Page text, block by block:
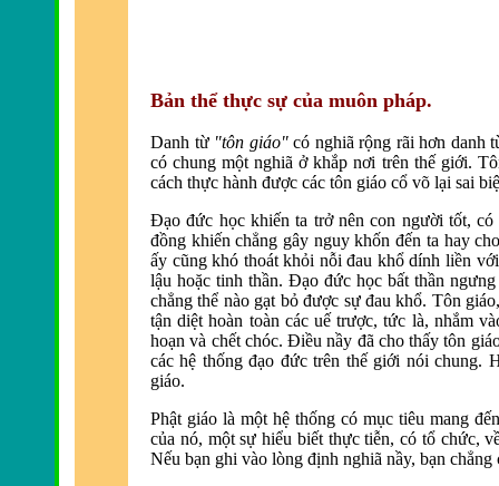
Bản thể thực sự của muôn pháp.
Danh từ "tôn giáo"có nghiã rộng rãi hơn danh
có chung một nghiã ở khắp nơi trên thế giới.
cách thực hành được các tôn giáo cổ võ lại sai
Đạo đức học khiến ta trở nên con người tốt,
đồng khiến chẳng gây nguy khốn đến ta hay
ấy cũng khó thoát khỏi nỗiđau khổ dính liền
lậu hoặc tinh thần. Đạo đức học bất thần
chẳng thể nào gạt bỏđược sự đau khổ. Tôn
tận diệt hoàn toàn các uế trược, tức là, nhắm
hoạn và chết chóc.Điều nầy đã cho thấy tôn
các hệ thốngđạo đức trên thế giới nói chung.
giáo.
Phật giáo là một hệ thống có mục tiêu mang
của nó, một sự hiểu biết thực tiễn, có tổ chức,
Nếu bạn ghi vào lòng định nghiã nầy, bạn